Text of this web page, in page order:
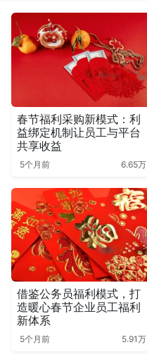
春节福利采购新模式：利
益绑定机制让员工与平台
共享收益
5个月前 6.65万
借鉴公务员福利模式，打
造暖心春节企业员工福利
新体系
5个月前 5.91万